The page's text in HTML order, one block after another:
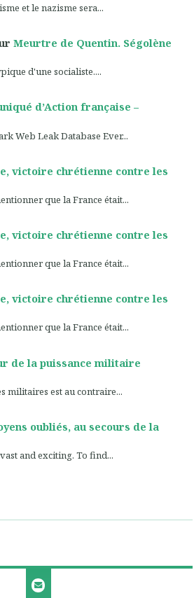
et le nazisme sera...
Meurtre de Quentin. Ségolène
d'une socialiste....
d’Action française –
Web Leak Database Ever...
victoire chrétienne contre les
que la France était...
victoire chrétienne contre les
que la France était...
victoire chrétienne contre les
que la France était...
de la puissance militaire
militaires est au contraire...
oubliés, au secours de la
and exciting. To find...